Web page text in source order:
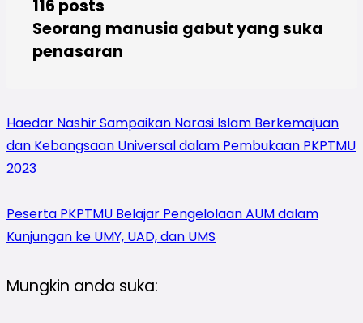
116 posts
Seorang manusia gabut yang suka
penasaran
Haedar Nashir Sampaikan Narasi Islam Berkemajuan
dan Kebangsaan Universal dalam Pembukaan PKPTMU
2023
Peserta PKPTMU Belajar Pengelolaan AUM dalam
Kunjungan ke UMY, UAD, dan UMS
Mungkin anda suka: